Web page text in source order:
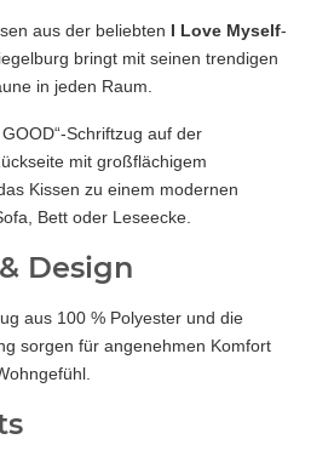
aus der beliebten I Love Myself-
bringt mit seinen trendigen
in jeden Raum.
Schriftzug auf der
mit großflächigem
Kissen zu einem modernen
Bett oder Leseecke.
Design
aus 100 % Polyester und die
sorgen für angenehmen Komfort